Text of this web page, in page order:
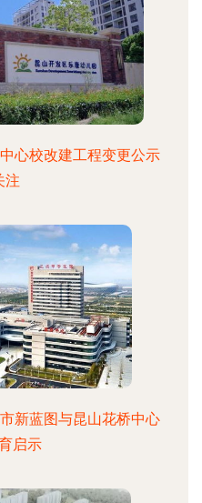
心校改建工程变更公示
注
新蓝图与昆山花桥中心
启示